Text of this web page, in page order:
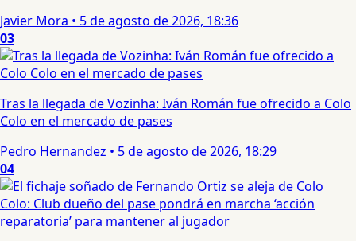
Javier Mora • 5 de agosto de 2026, 18:36
03
Tras la llegada de Vozinha: Iván Román fue ofrecido a Colo
Colo en el mercado de pases
Pedro Hernandez • 5 de agosto de 2026, 18:29
04